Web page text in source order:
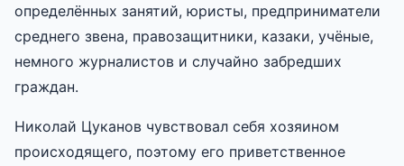
определённых занятий, юристы, предприниматели
среднего звена, правозащитники, казаки, учёные,
немного журналистов и случайно забредших
граждан.
Николай Цуканов чувствовал себя хозяином
происходящего, поэтому его приветственное